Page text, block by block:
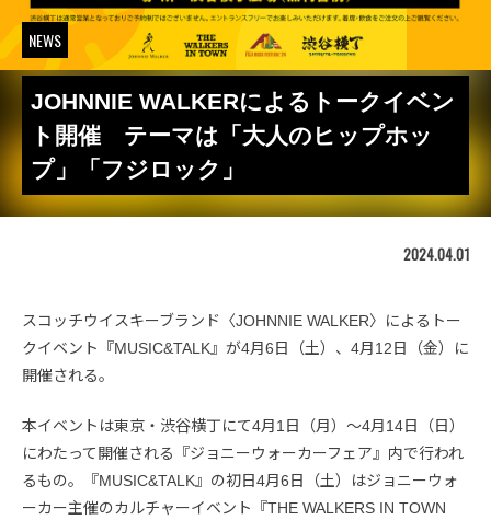
NEWS
JOHNNIE WALKERによるトークイベン
ト開催 テーマは「大人のヒップホッ
プ」「フジロック」
2024.04.01
スコッチウイスキーブランド〈JOHNNIE WALKER〉によるトー
クイベント『MUSIC&TALK』が4月6日（土）、4月12日（金）に
開催される。
本イベントは東京・渋谷横丁にて4月1日（月）～4月14日（日）
にわたって開催される『ジョニーウォーカーフェア』内で行われ
るもの。『MUSIC&TALK』の初日4月6日（土）はジョニーウォ
ーカー主催のカルチャーイベント『THE WALKERS IN TOWN